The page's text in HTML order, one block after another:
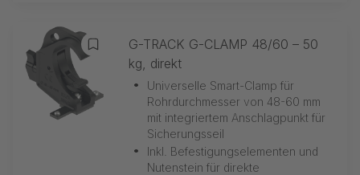
Zur Merkliste hinzufügen
G-TRACK G-CLAMP 48/60 – 50
kg, direkt
•
Universelle Smart-Clamp für
Rohrdurchmesser von 48-60 mm
mit integriertem Anschlagpunkt für
Sicherungsseil
•
Inkl. Befestigungselementen und
Nutenstein für direkte